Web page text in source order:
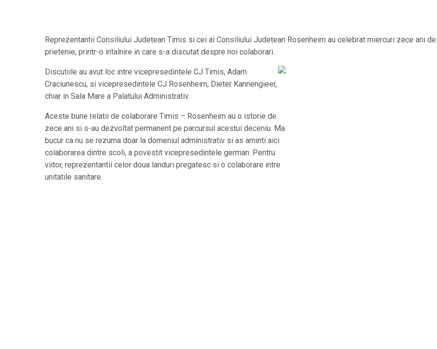
Reprezentantii Consiliului Judetean Timis si cei ai Consiliului Judetean Rosenheim au celebrat miercuri zece ani de
prietenie, printr-o intalnire in care s-a discutat despre noi colaborari.
Discutiile au avut loc intre vicepresedintele CJ Timis, Adam
Craciunescu, si vicepresedintele CJ Rosenheim, Dieter Kannengieer,
chiar in Sala Mare a Palatului Administrativ.
Aceste bune relatii de colaborare Timis – Rosenheim au o istorie de
zece ani si s-au dezvoltat permanent pe parcursul acestui deceniu. Ma
bucur ca nu se rezuma doar la domeniul administrativ si as aminti aici
colaborarea dintre scoli, a povestit vicepresedintele german. Pentru
viitor, reprezentantii celor doua landuri pregatesc si o colaborare intre
unitatile sanitare.